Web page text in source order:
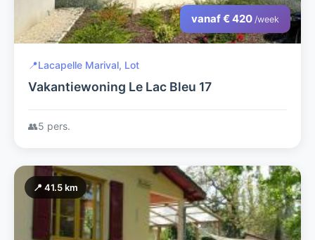
vanaf € 420 /week
📍Lacapelle Marival, Lot
Vakantiewoning Le Lac Bleu 17
👥5 pers.
📍 41.5 km